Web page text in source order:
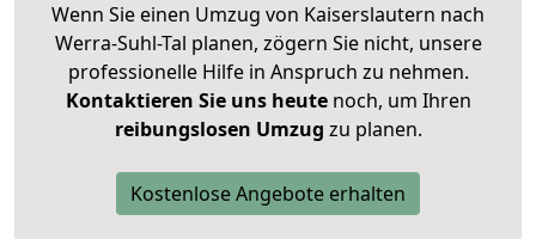
Wenn Sie einen Umzug von Kaiserslautern nach
Werra-Suhl-Tal planen, zögern Sie nicht, unsere
professionelle Hilfe in Anspruch zu nehmen.
Kontaktieren Sie uns heutenoch, um Ihren
reibungslosen Umzug zu planen.
Kostenlose Angebote erhalten